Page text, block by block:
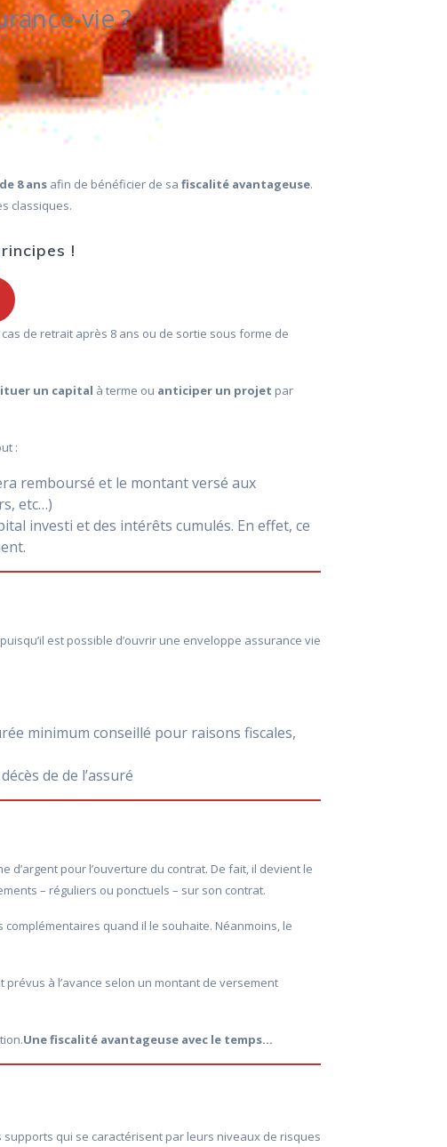
vie ?
8 ans afin de bénéficier de sa fiscalité avantageuse.
classiques.
!
de retrait après 8 ans ou de sortie sous forme de
un capital à terme ou anticiper un projet par
:
remboursé et le montant versé aux
etc…)
investi et des intérêts cumulés. En effet, ce
est possible d’ouvrir une enveloppe assurance vie
minimum conseillé pour raisons fiscales,
de de l’assuré
d’argent pour l’ouverture du contrat. De fait, il devient le
– réguliers ou ponctuels – sur son contrat.
quand il le souhaite. Néanmoins, le
prévus à l’avance selon un montant de versement
Une fiscalité avantageuse avec le temps…
qui se caractérisent par leurs niveaux de risques